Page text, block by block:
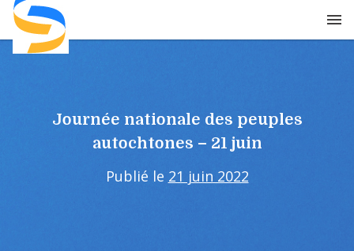
Skip
content
Journée nationale des peuples
autochtones – 21 juin
Publié le 21 juin 2022